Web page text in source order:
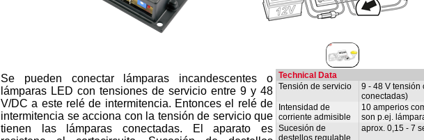
Technical Data
Tensión de servicio
9 - 48 V tensión
conectadas)
Intensidad de
corriente admisible
10 amperios
son p.ej.
Sucesión de
destellos regulable
aprox. 0,15 - 7
Se pueden conectar lámparas incandescentes o
lámparas LED con tensiones de servicio entre 9 y 48
V/DC a este relé de intermitencia. Entonces el relé de
intermitencia se acciona con la tensión de servicio que
tienen las lámparas conectadas. El aparato es